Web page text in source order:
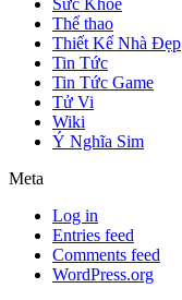
Thể thao
Thiết Kế Nhà Đẹp
Tin Tức
Tin Tức Game
Tử Vi
Wiki
Ý Nghĩa Sim
Meta
Log in
Entries feed
Comments feed
WordPress.org